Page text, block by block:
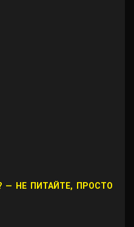
— НЕ ПИТАЙТЕ, ПРОСТО